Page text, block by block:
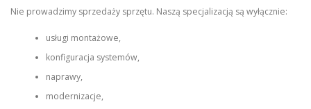
Nie prowadzimy sprzedaży sprzętu. Naszą specjalizacją są wyłącznie:
usługi montażowe,
konfiguracja systemów,
naprawy,
modernizacje,